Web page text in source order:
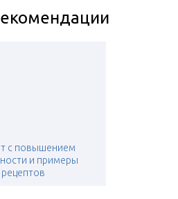
с повышением
и примеры
рецептов